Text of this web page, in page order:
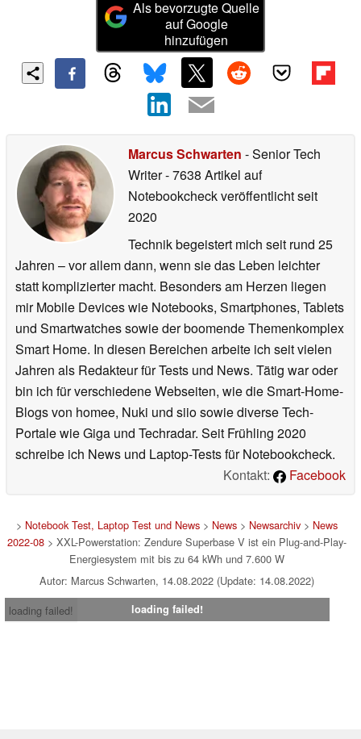
Als bevorzugte Quelle
auf Google
hinzufügen
Marcus Schwarten - Senior Tech
Writer- 7638 Artikel auf
Notebookcheck veröffentlichtseit
2020
Technik begeistert mich seit rund 25
Jahren – vor allem dann, wenn sie das Leben leichter
statt komplizierter macht. Besonders am Herzen liegen
mir Mobile Devices wie Notebooks, Smartphones, Tablets
und Smartwatches sowie der boomende Themenkomplex
Smart Home. In diesen Bereichen arbeite ich seit vielen
Jahren als Redakteur für Tests und News. Tätig war oder
bin ich für verschiedene Webseiten, wie die Smart-Home-
Blogs von homee, Nuki und siio sowie diverse Tech-
Portale wie Giga und Techradar. Seit Frühling 2020
schreibe ich News und Laptop-Tests für Notebookcheck.
Kontakt:
Facebook
> Notebook Test, Laptop Test und News> News> Newsarchiv> News
2022-08> XXL-Powerstation: Zendure Superbase V ist ein Plug-and-Play-
Energiesystem mit bis zu 64 kWh und 7.600 W
Autor: Marcus Schwarten, 14.08.2022 (Update: 14.08.2022)
loading failed!
loading failed!